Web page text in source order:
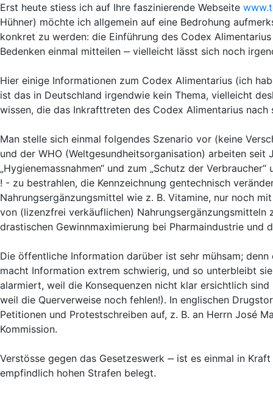
Erst heute stiess ich auf Ihre faszinierende Webseite
Hühner) möchte ich allgemein auf eine Bedrohung
konkret zu werden: die Einführung des Codex
Bedenken einmal mitteilen ‒ vielleicht lässt sich noch
Hier einige Informationen zum Codex Alimentarius (ich
ist das in Deutschland irgendwie kein Thema, vielleicht
wissen, die das Inkrafttreten des Codex Alimentarius nach
Man stelle sich einmal folgendes Szenario vor (keine
und der WHO (Weltgesundheitsorganisation) arbeiten
„Hygienemassnahmen“ und zum „Schutz der
! - zu bestrahlen, die Kennzeichnung gentechnisch
Nahrungsergänzungsmittel wie z. B. Vitamine, nur noch
von (lizenzfrei verkäuflichen)
drastischen Gewinnmaximierung bei Pharmaindustrie
Die öffentliche Information darüber ist sehr mühsam;
macht Information extrem schwierig, und so unterbleibt
alarmiert, weil die Konsequenzen nicht klar ersichtlich
weil die Querverweise noch fehlen!). In englischen
Petitionen und Protestschreiben auf, z. B. an Herrn José
Kommission.
Verstösse gegen das Gesetzeswerk ‒ ist es einmal in
empfindlich hohen Strafen belegt.